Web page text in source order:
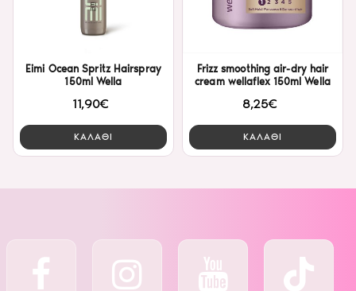
Eimi Ocean Spritz Hairspray
150ml Wella
11,90€
ΚΑΛΑΘΙ
Frizz smoothing air-dry hair
cream wellaflex 150ml Wella
8,25€
ΚΑΛΑΘΙ